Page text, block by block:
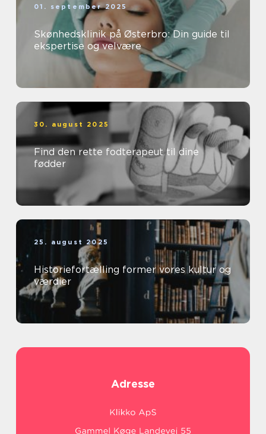
01. september 2025
Skønhedsklinik på Østerbro: Din guide til
ekspertise og velvære
30. august 2025
Find den rette fodterapeut til dine
fødder
25. august 2025
Historiefortælling former vores kultur og
værdier
Adresse